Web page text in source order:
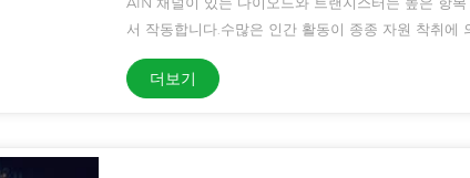
서 작동합니다.수많은 인간 활동이 종종 자원 착취에
습니다. 이로 인해 지하 깊은 곳, 바다의 깊은 곳, 우
다. 이러한...
더보기